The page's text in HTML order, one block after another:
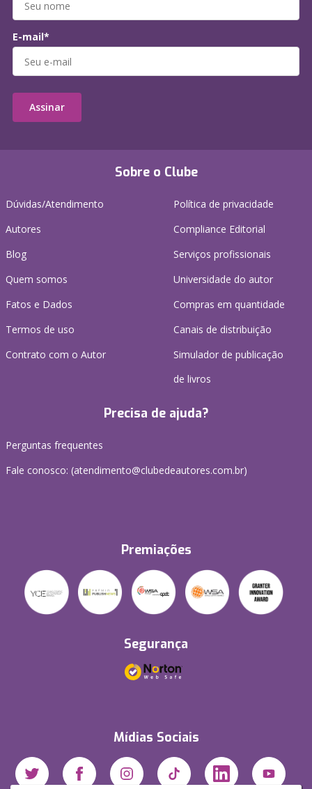
Sobre o Clube
Dúvidas/Atendimento
Autores
Blog
Quem somos
Fatos e Dados
Termos de uso
Contrato com o Autor
Política de privacidade
Compliance Editorial
Serviços profissionais
Universidade do autor
Compras em quantidade
Canais de distribuição
Simulador de publicação
de livros
Precisa de ajuda?
Perguntas frequentes
Fale conosco: (atendimento@clubedeautores.com.br)
Premiações
Segurança
Mídias Sociais
E-mail*
Assinar